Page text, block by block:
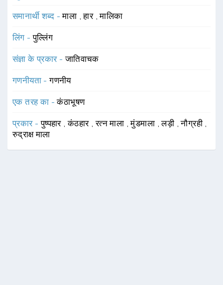
समानार्थी शब्द -माला ,हार ,मालिका
लिंग -पुल्लिंग
संज्ञा के प्रकार -जातिवाचक
गणनीयता -गणनीय
एक तरह का -कंठाभूषण
प्रकार -पुष्पहार ,कंठहार ,रत्न माला ,मुंडमाला ,लड़ी ,नौग्रही
रुद्राक्ष माला